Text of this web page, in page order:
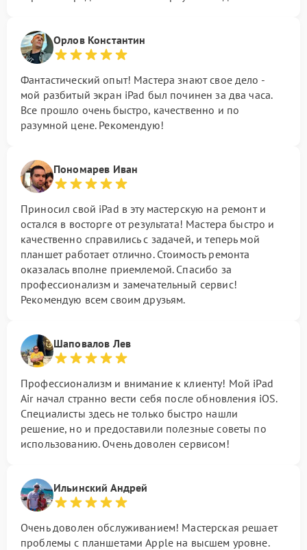
Орлов Константин
Фантастический опыт! Мастера знают свое дело -
мой разбитый экран iPad был починен за два часа.
Все прошло очень быстро, качественно и по
разумной цене. Рекомендую!
Пономарев Иван
Приносил свой iPad в эту мастерскую на ремонт и
остался в восторге от результата! Мастера быстро и
качественно справились с задачей, и теперь мой
планшет работает отлично. Стоимость ремонта
оказалась вполне приемлемой. Спасибо за
профессионализм и замечательный сервис!
Рекомендую всем своим друзьям.
Шаповалов Лев
Профессионализм и внимание к клиенту! Мой iPad
Air начал странно вести себя после обновления iOS.
Специалисты здесь не только быстро нашли
решение, но и предоставили полезные советы по
использованию. Очень доволен сервисом!
Ильинский Андрей
Очень доволен обслуживанием! Мастерская решает
проблемы с планшетами Apple на высшем уровне.